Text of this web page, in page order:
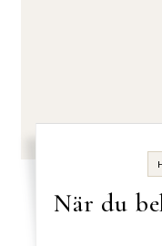
När du